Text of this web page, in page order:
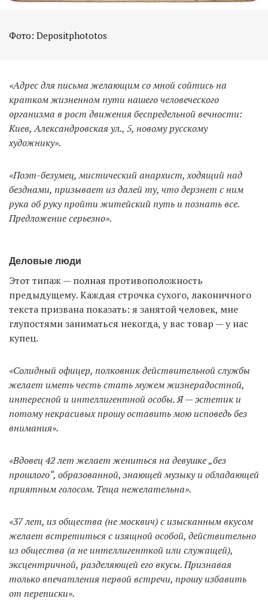
Фото: Depositphototos
«Адрес для письма желающим со мной сойтись на
кратком жизненном пути нашего человеческого
организма в рост движения беспредельной вечности:
Киев, Александровская ул., 5, новому русскому
художнику».
«Поэт-безумец, мистический анархист, ходящий над
безднами, призывает из далей ту, что дерзнет с ним
рука об руку пройти житейский путь и познать все.
Предложение серьезно».
Деловые люди
Этот типаж — полная противоположность
предыдущему. Каждая строчка сухого, лаконичного
текста призвана показать: я занятой человек, мне
глупостями заниматься некогда, у вас товар — у нас
купец.
«Солидный офицер, полковник действительной службы
желает иметь честь стать мужем жизнерадостной,
интересной и интеллигентной особы. Я — эстетик и
потому некрасивых прошу оставить мою исповедь без
внимания».
«Вдовец 42 лет желает жениться на девушке „без
прошлого“, образованной, знающей музыку и обладающей
приятным голосом. Теща нежелательна».
«37 лет, из общества (не москвич) с изысканным вкусом
желает встретиться с изящной особой, действительно
из общества (а не интеллигенткой или служащей),
эксцентричной, разделяющей его вкусы. Признавая
только впечатления первой встречи, прошу избавить
от переписки».